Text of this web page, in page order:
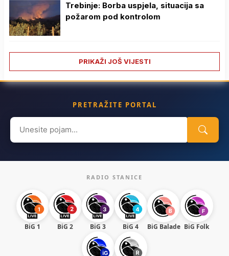
Trebinje: Borba uspjela, situacija sa
požarom pod kontrolom
PRIKAŽI JOŠ VIJESTI
PRETRAŽITE PORTAL
Search
for:
RADIO STANICE
BiG 1 BiG 2 BiG 3 BiG 4 BiG Balade BiG Folk